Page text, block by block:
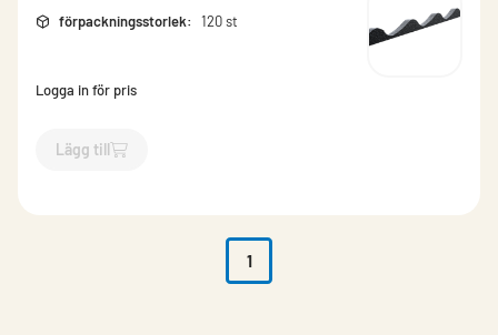
förpackningsstorlek: 120 st
Logga in för pris
Lägg till
`$Lägg till
1